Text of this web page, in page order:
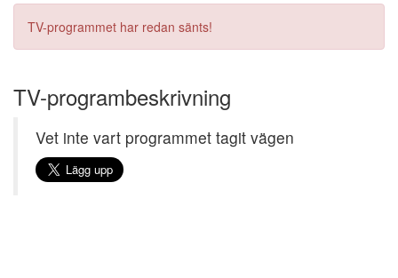
TV-programmet har redan sänts!
TV-programbeskrivning
Vet inte vart programmet tagit vägen